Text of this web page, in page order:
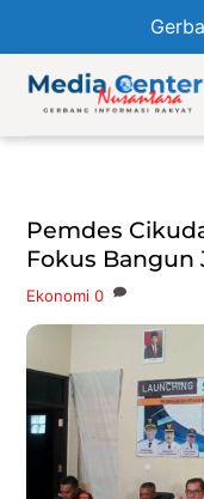
content
Pemdes
Fokus Bangun
Ekonomi 0